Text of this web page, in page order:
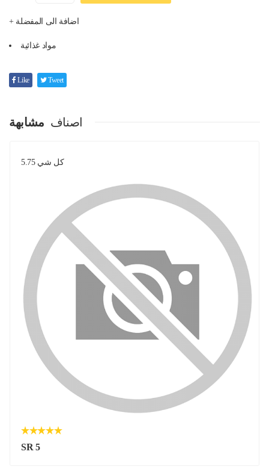
+ اضافة الى المفضلة
مواد غذائية
Like Tweet
اصناف مشابهة
كل شي 5.75
SR 5